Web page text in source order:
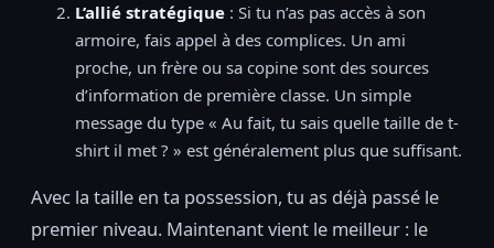
L’allié stratégique : Si tu n’as pas accès à son
armoire, fais appel à des complices. Un ami
proche, un frère ou sa copine sont des sources
d’information de première classe. Un simple
message du type « Au fait, tu sais quelle taille de t-
shirt il met ? » est généralement plus que suffisant.
Avec la taille en ta possession, tu as déjà passé le
premier niveau. Maintenant vient le meilleur : le